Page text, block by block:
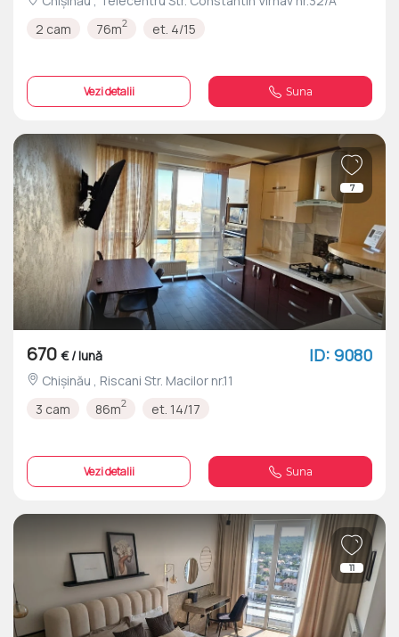
2 cam
76m2 et. 4/15
Vezi detalii Suna
7
670 € / lună ID: 9080
Chișinău , Riscani Str. Macilor nr.11
3 cam
86m2 et. 14/17
Vezi detalii Suna
11